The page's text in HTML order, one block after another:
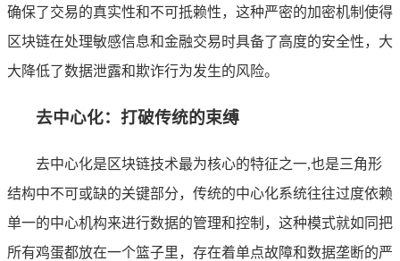
确保了交易的真实性和不可抵赖性，这种严密的加密机制使得
区块链在处理敏感信息和金融交易时具备了高度的安全性，大
大降低了数据泄露和欺诈行为发生的风险。
去中心化：打破传统的束缚
去中心化是区块链技术最为核心的特征之一,也是三角形
结构中不可或缺的关键部分，传统的中心化系统往往过度依赖
单一的中心机构来进行数据的管理和控制，这种模式就如同把
所有鸡蛋都放在一个篮子里，存在着单点故障和数据垄断的严